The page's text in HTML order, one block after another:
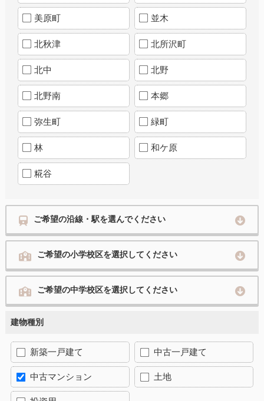
美原町 並木
北秋津 北所沢町
北中 北野
北野南 本郷
弥生町 緑町
林 和ケ原
糀谷
ご希望の沿線・駅を選んでください
ご希望の小学校区を選択してください
ご希望の中学校区を選択してください
建物種別
新築一戸建て 中古一戸建て
中古マンション 土地